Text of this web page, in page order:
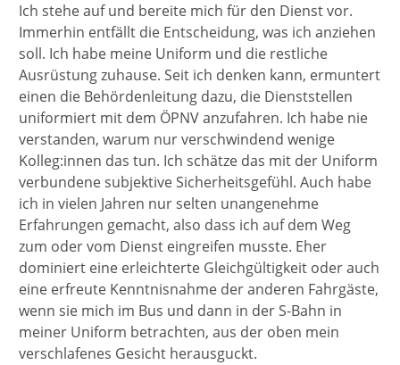
Ich stehe auf und bereite mich für den Dienst vor.
Immerhin entfällt die Entscheidung, was ich anziehen
soll. Ich habe meine Uniform und die restliche
Ausrüstung zuhause. Seit ich denken kann, ermuntert
einen die Behördenleitung dazu, die Dienststellen
uniformiert mit dem ÖPNV anzufahren. Ich habe nie
verstanden, warum nur verschwindend wenige
Kolleg:innen das tun. Ich schätze das mit der Uniform
verbundene subjektive Sicherheitsgefühl. Auch habe
ich in vielen Jahren nur selten unangenehme
Erfahrungen gemacht, also dass ich auf dem Weg
zum oder vom Dienst eingreifen musste. Eher
dominiert eine erleichterte Gleichgültigkeit oder auch
eine erfreute Kenntnisnahme der anderen Fahrgäste,
wenn sie mich im Bus und dann in der S-Bahn in
meiner Uniform betrachten, aus der oben mein
verschlafenes Gesicht herausguckt.